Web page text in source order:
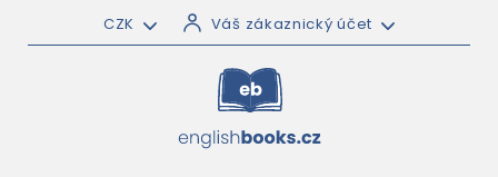
CZK Váš zákaznický účet